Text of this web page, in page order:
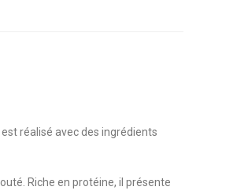
réalisé avec des ingrédients
Riche en protéine, il présente